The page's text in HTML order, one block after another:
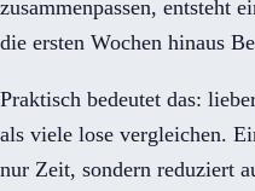
zusammenpassen, entsteht
die ersten Wochen hinaus
Praktisch bedeutet das:
als viele lose vergleichen.
nur Zeit, sondern reduziert